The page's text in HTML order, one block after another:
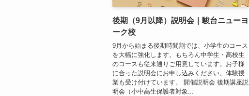
後期（9月以降）説明会｜駿台ニューヨ
ーク校
9月から始まる後期時間割では、小学生のコース
を大幅に強化します。もちろん中学生・高校生
のコースも従来通りご用意しています。お子様
に合った説明会にお申し込みください。体験授
業も受け付けています。 開催説明会 後期講座説
明会（小中高生保護者対象...